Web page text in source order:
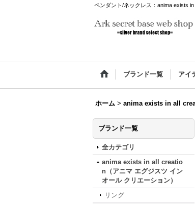
ペンダント/ネックレス：anima exists
ブランド一覧 アイ
ホーム > anima exists in all
ブランド一覧
全カテゴリ
anima exists in all creatio
n（アニマ エグジスツ イン
オール クリエーション）
リング